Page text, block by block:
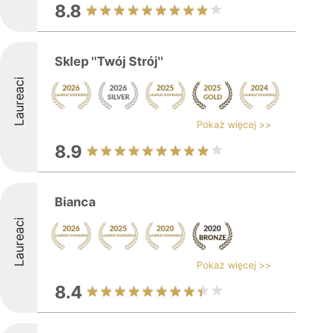
8.8
Laureaci
Sklep ''Twój Strój''
Pokaż więcej >>
8.9
Laureaci
Bianca
Pokaż więcej >>
8.4